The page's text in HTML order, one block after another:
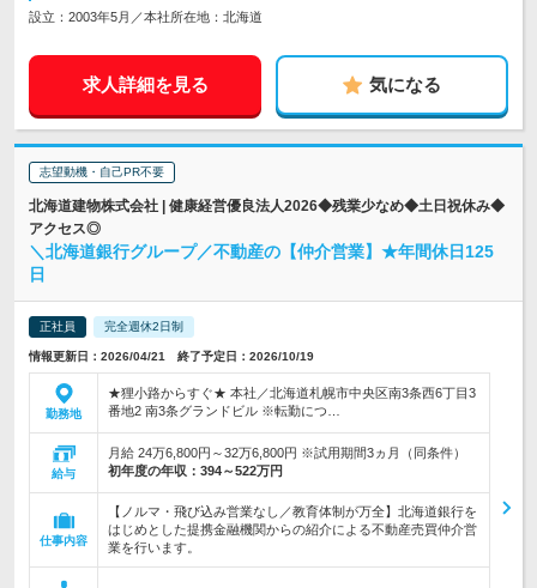
設立：2003年5月／本社所在地：北海道
求人詳細を見る 気になる
志望動機・自己PR不要
北海道建物株式会社 | 健康経営優良法人2026◆残業少なめ◆土日祝休み◆
アクセス◎
＼北海道銀行グループ／不動産の【仲介営業】★年間休日125
日
正社員 完全週休2日制
情報更新日：2026/04/21 終了予定日：2026/10/19
勤務地
★狸小路からすぐ★ 本社／北海道札幌市中央区南3条西6丁目3
番地2 南3条グランドビル ※転勤につ…
給与
月給 24万6,800円～32万6,800円 ※試用期間3ヵ月（同条件）
初年度の年収： 394～522万円
仕事内容
【ノルマ・飛び込み営業なし／教育体制が万全】北海道銀行を
はじめとした提携金融機関からの紹介による不動産売買仲介営
業を行います。